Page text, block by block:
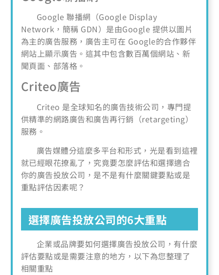
Google 聯播網（Google Display
Network，簡稱 GDN）是由Google 提供以圖片
為主的廣告服務，廣告主可在 Google的合作夥伴
網站上顯示廣告。這其中包含數百萬個網站、新
聞頁面、部落格。
Criteo廣告
Criteo 是全球知名的廣告技術公司，專門提
供精準的網路廣告和廣告再行銷（retargeting）
服務。
廣告媒體分這麼多平台和形式，光是看到這裡
就已經眼花撩亂了，究竟要怎麼評估和選擇適合
你的廣告投放公司，是不是有什麼關鍵要點或是
重點評估因素呢？
選擇廣告投放公司的6大重點
企業或品牌要如何選擇廣告投放公司，有什麼
評估要點或是需要注意的地方，以下為您整理了
相關重點